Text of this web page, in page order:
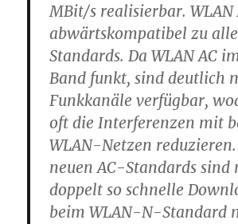
MBit/s realisierbar. WLAN
abwärtskompatibel zu
Standards. Da WLAN AC
Band funkt, sind deutlich
Funkkanäle verfügbar,
oft die Interferenzen mit
WLAN-Netzen
neuen AC-Standards sind
doppelt so schnelle
beim WLAN-N-Standard